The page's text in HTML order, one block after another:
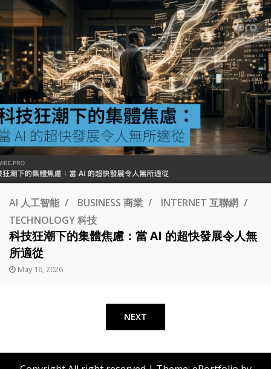
AI 人工智能 BUSINESS 商業
INTERNET 互聯網
TECHNOLOGY 科技
科技狂潮下的集體焦慮：當 AI 的超快發展令人無
所適從
May 16, 2026
NEXT